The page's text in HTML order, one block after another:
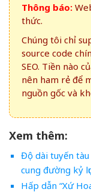
Thông báo:
thức.
Chúng tôi chỉ
source code
SEO. Tiền nào
nên ham rẻ để
nguồn gốc và
Xem thêm:
Độ dài tuyến
cung đường kỷ
Hấp dẫn “Xứ